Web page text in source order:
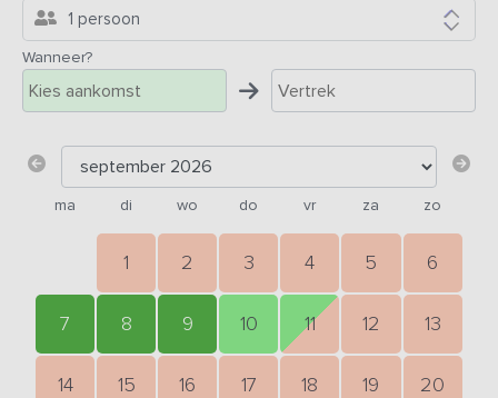
1 persoon
Wanneer?
ma di wo do vr za zo
1 2 3 4 5 6
7 8 9 10 11 12 13
14 15 16 17 18 19 20